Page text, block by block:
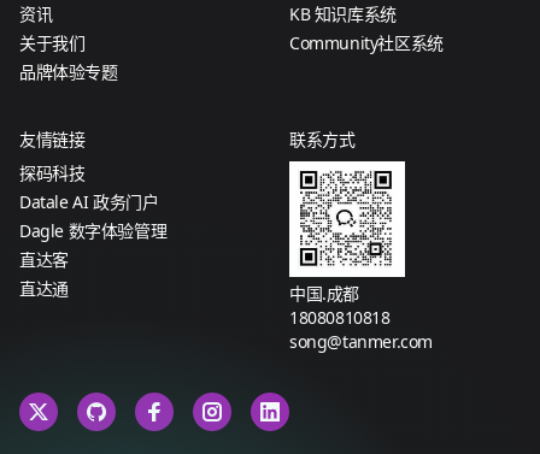
资讯
关于我们
品牌体验专题
KB 知识库系统
Community社区系统
友情链接
探码科技
Datale AI 政务门户
Dagle 数字体验管理
直达客
直达通
联系方式
中国.成都
18080810818
song@tanmer.com